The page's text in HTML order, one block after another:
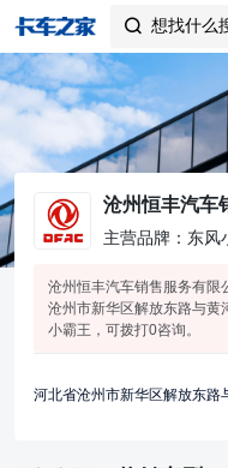
 想找什么
沧州恒丰汽车
主营品牌：东风
沧州恒丰汽车销售服务有限
沧州市新华区解放东路与黄
小霸王，可拨打0咨询。